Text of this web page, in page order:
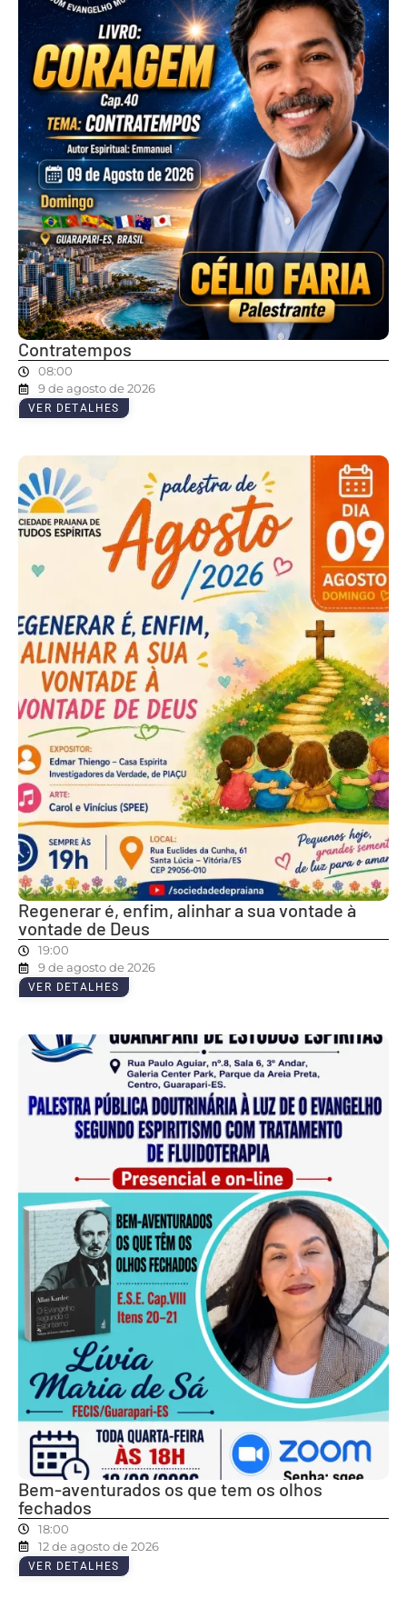
Contratempos
08:00
9 de agosto de 2026
VER DETALHES
Regenerar é, enfim, alinhar a sua vontade à
vontade de Deus
19:00
9 de agosto de 2026
VER DETALHES
Bem-aventurados os que tem os olhos
fechados
18:00
12 de agosto de 2026
VER DETALHES